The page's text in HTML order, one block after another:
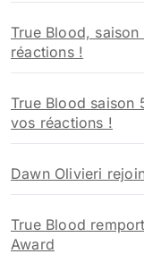
True Blood,
réactions !
True Blood saison
vos réactions !
Dawn Olivieri
True Blood
Award